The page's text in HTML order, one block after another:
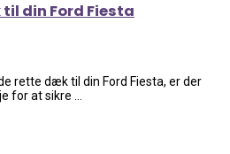
din Ford Fiesta
rette dæk til din Ford Fiesta, er der
for at sikre ...